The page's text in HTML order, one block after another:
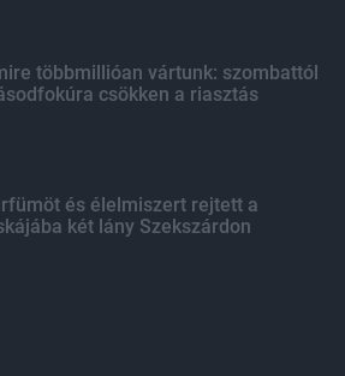
többmillióan vártunk: szombattól
csökken a riasztás
és élelmiszert rejtett a
két lány Szekszárdon